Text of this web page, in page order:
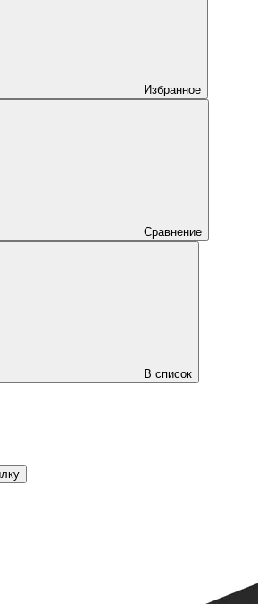
Избранное
Сравнение
В список